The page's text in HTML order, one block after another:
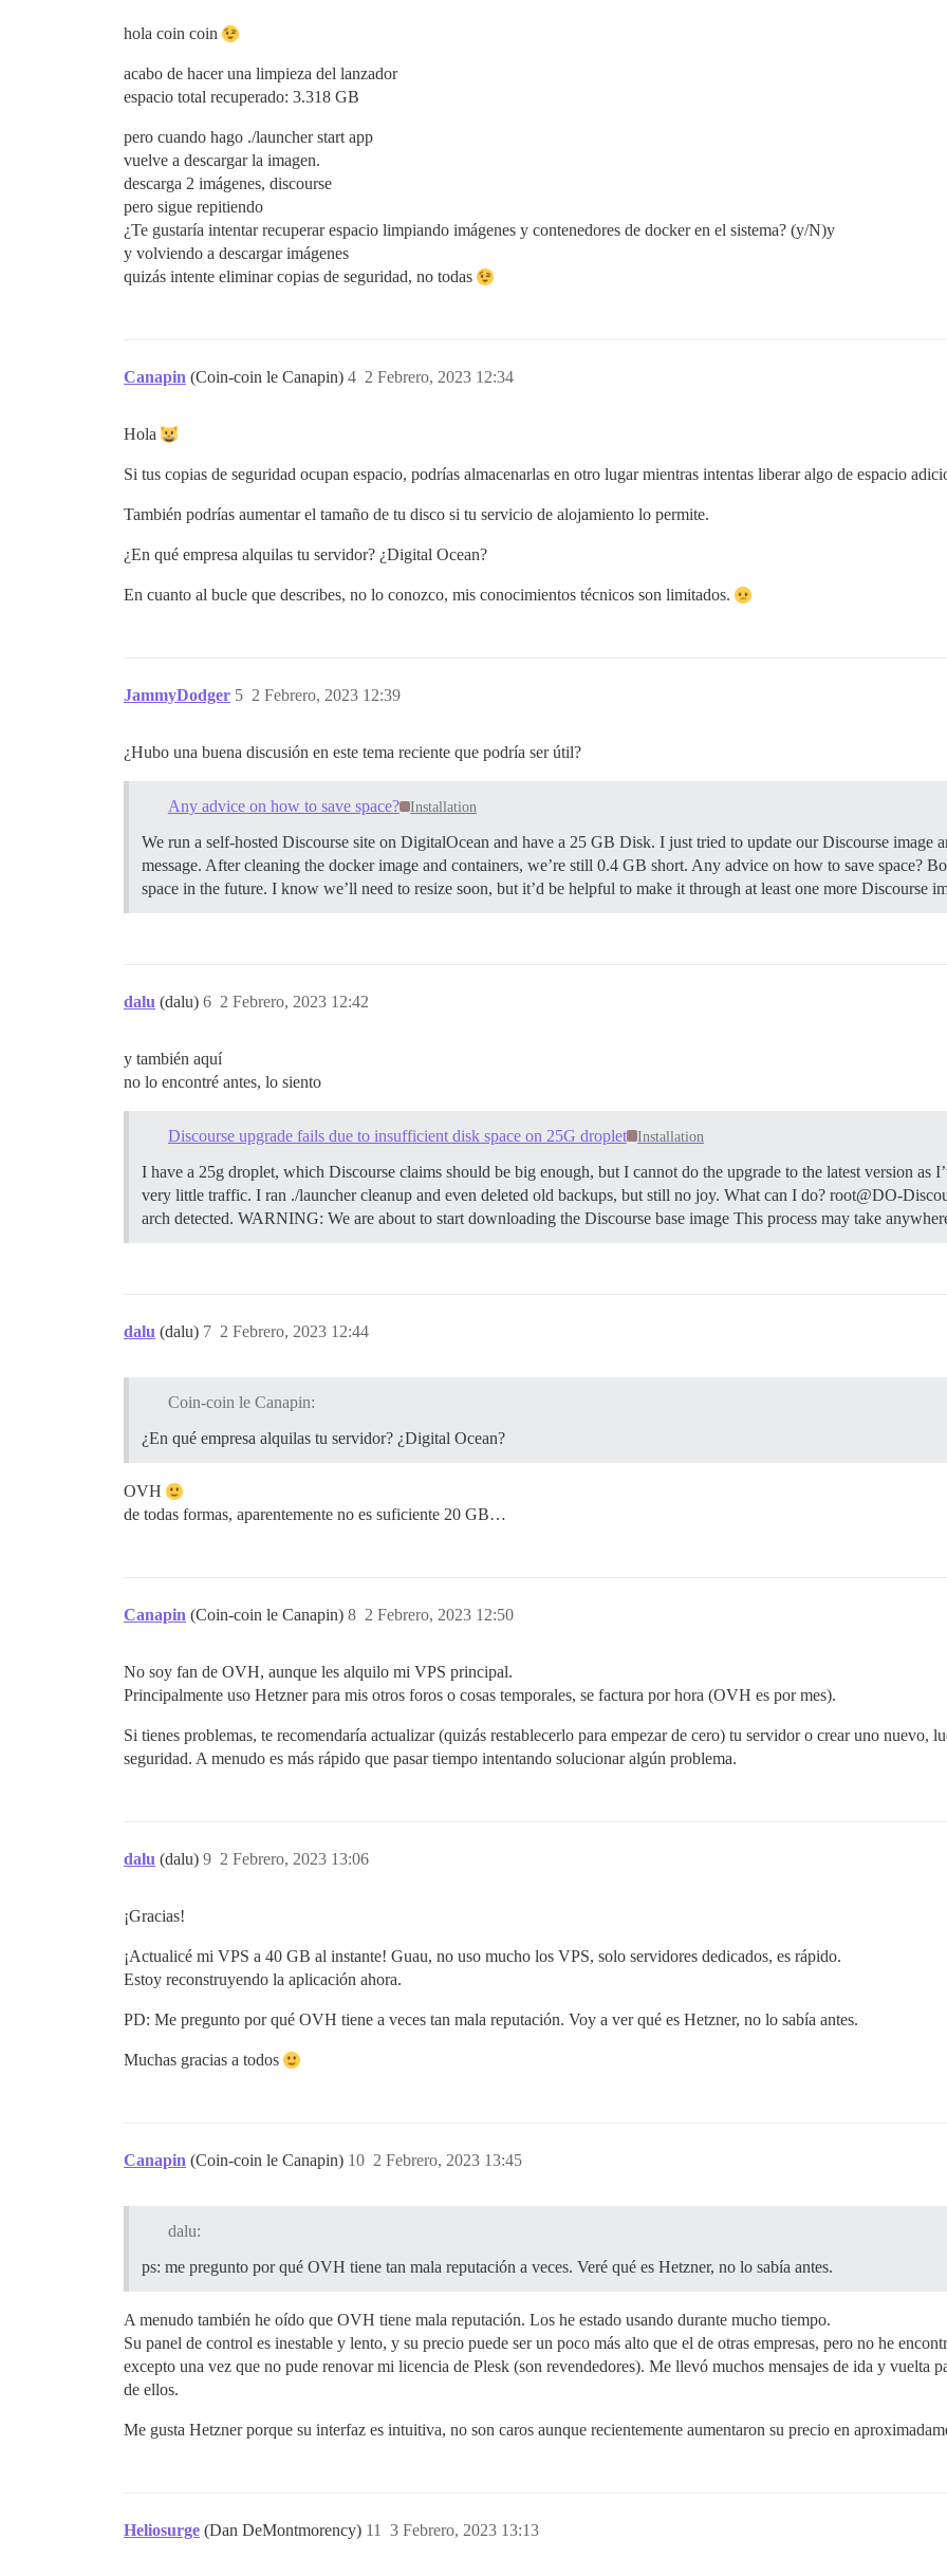
hola coin coin
acabo de hacer una limpieza del lanzador
espacio total recuperado: 3.318 GB
pero cuando hago ./launcher start app
vuelve a descargar la imagen.
descarga 2 imágenes, discourse
pero sigue repitiendo
¿Te gustaría intentar recuperar espacio limpiando imágenes y contenedores de docker en el sistema? (y/N)y
y volviendo a descargar imágenes
quizás intente eliminar copias de seguridad, no todas
Canapin (Coin-coin le Canapin) 2 Febrero, 2023 12:34
4
Hola
Si tus copias de seguridad ocupan espacio, podrías almacenarlas en otro lugar mientras intentas liberar algo de espacio
También podrías aumentar el tamaño de tu disco si tu servicio de alojamiento lo permite.
¿En qué empresa alquilas tu servidor? ¿Digital Ocean?
En cuanto al bucle que describes, no lo conozco, mis conocimientos técnicos son limitados.
JammyDodger 2 Febrero, 2023 12:39
5
¿Hubo una buena discusión en este tema reciente que podría ser útil?
Any advice on how to save space? Installation
We run a self-hosted Discourse site on DigitalOcean and have a 25 GB Disk. I just tried to update our Discourse image
message. After cleaning the docker image and containers, we’re still 0.4 GB short. Any advice on how to save space?
space in the future. I know we’ll need to resize soon, but it’d be helpful to make it through at least one more Discourse
dalu (dalu) 2 Febrero, 2023 12:42
6
y también aquí
no lo encontré antes, lo siento
Discourse upgrade fails due to insufficient disk space on 25G droplet Installation
I have a 25g droplet, which Discourse claims should be big enough, but I cannot do the upgrade to the latest version as
very little traffic. I ran ./launcher cleanup and even deleted old backups, but still no joy. What can I do? root@DO-
arch detected. WARNING: We are about to start downloading the Discourse base image This process may take
dalu (dalu) 2 Febrero, 2023 12:44
7
Coin-coin le Canapin:
¿En qué empresa alquilas tu servidor? ¿Digital Ocean?
OVH
de todas formas, aparentemente no es suficiente 20 GB…
Canapin (Coin-coin le Canapin) 2 Febrero, 2023 12:50
8
No soy fan de OVH, aunque les alquilo mi VPS principal.
Principalmente uso Hetzner para mis otros foros o cosas temporales, se factura por hora (OVH es por mes).
Si tienes problemas, te recomendaría actualizar (quizás restablecerlo para empezar de cero) tu servidor o crear uno nuevo,
seguridad. A menudo es más rápido que pasar tiempo intentando solucionar algún problema.
dalu (dalu) 2 Febrero, 2023 13:06
9
¡Gracias!
¡Actualicé mi VPS a 40 GB al instante! Guau, no uso mucho los VPS, solo servidores dedicados, es rápido.
Estoy reconstruyendo la aplicación ahora.
PD: Me pregunto por qué OVH tiene a veces tan mala reputación. Voy a ver qué es Hetzner, no lo sabía antes.
Muchas gracias a todos
Canapin (Coin-coin le Canapin) 2 Febrero, 2023 13:45
10
dalu:
ps: me pregunto por qué OVH tiene tan mala reputación a veces. Veré qué es Hetzner, no lo sabía antes.
A menudo también he oído que OVH tiene mala reputación. Los he estado usando durante mucho tiempo.
Su panel de control es inestable y lento, y su precio puede ser un poco más alto que el de otras empresas, pero no he
excepto una vez que no pude renovar mi licencia de Plesk (son revendedores). Me llevó muchos mensajes de ida y vuelta
de ellos.
Me gusta Hetzner porque su interfaz es intuitiva, no son caros aunque recientemente aumentaron su precio en
Heliosurge (Dan DeMontmorency) 3 Febrero, 2023 13:13
11